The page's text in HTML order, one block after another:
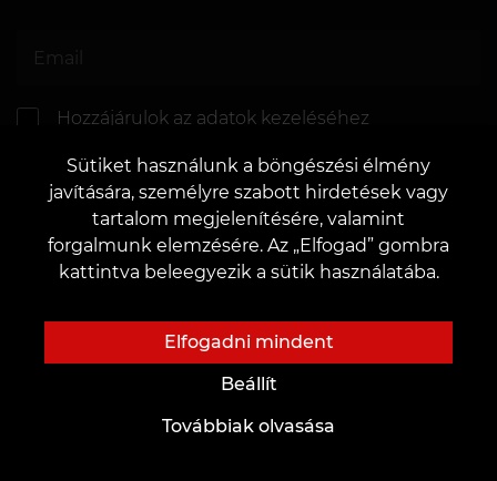
Hozzájárulok az adatok kezeléséhez
Sütiket használunk a böngészési élmény
javítására, személyre szabott hirdetések vagy
tartalom megjelenítésére, valamint
forgalmunk elemzésére. Az „Elfogad” gombra
kattintva beleegyezik a sütik használatába.
Elfogadni mindent
Beállít
Továbbiak olvasása